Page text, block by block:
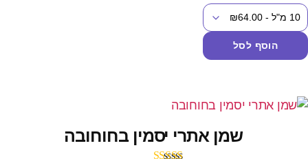
הוסף לסל
שמן אתרי יסמין בחוחובה